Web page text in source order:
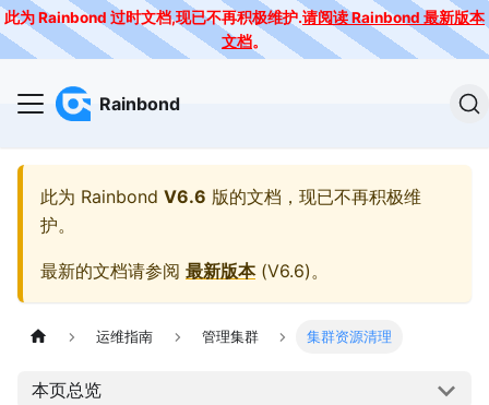
此为 Rainbond 过时文档,现已不再积极维护.请阅读 Rainbond 最新版本
文档。
Rainbond
此为 Rainbond V6.6 版的文档，现已不再积极维
护。
最新的文档请参阅 最新版本(V6.6)。
运维指南 管理集群 集群资源清理
本页总览